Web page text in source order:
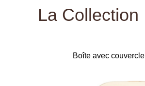
La Collection
Boîte avec couvercle